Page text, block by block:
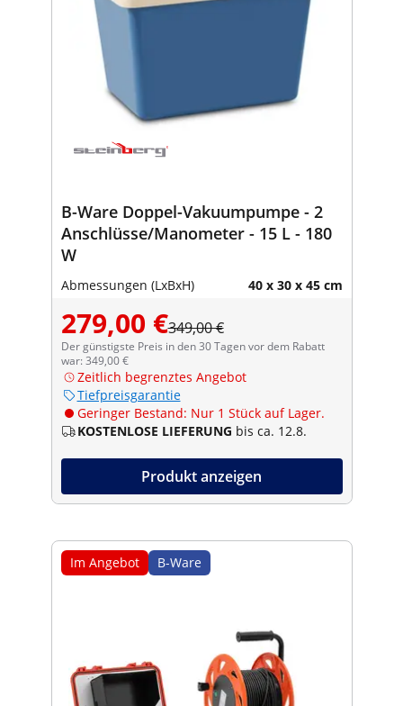
B-Ware Doppel-Vakuumpumpe - 2
Anschlüsse/Manometer - 15 L - 180
W
Abmessungen (LxBxH) 40 x 30 x 45 cm
279,00 €349,00 €
Der günstigste Preis in den 30 Tagen vor dem Rabatt
war: 349,00 €
Zeitlich begrenztes Angebot
Tiefpreisgarantie
Geringer Bestand: Nur 1 Stück auf Lager.
KOSTENLOSE LIEFERUNG bis ca. 12.8.
Produkt anzeigen
Im Angebot B-Ware